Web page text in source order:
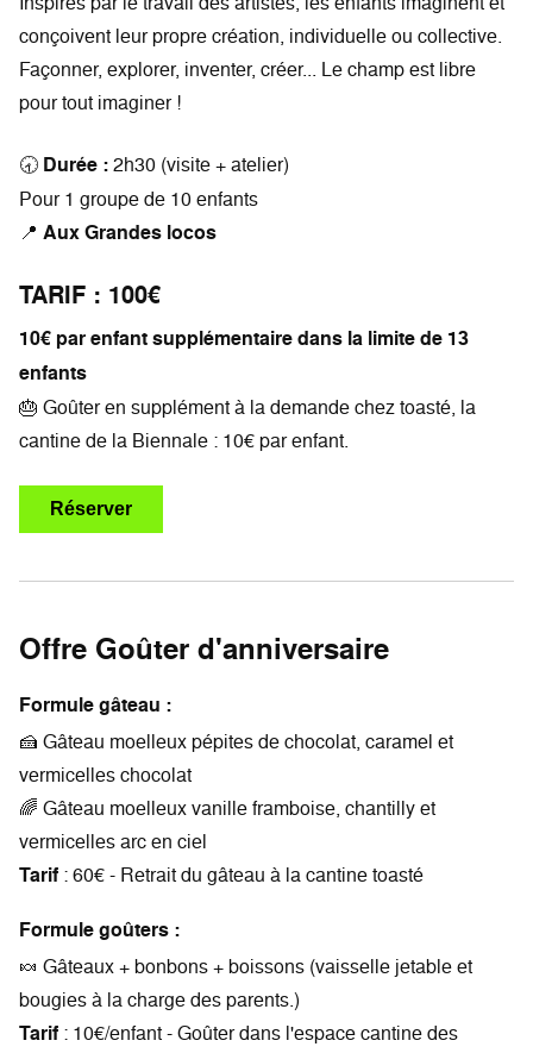
conçoivent leur propre création, individuelle ou collective.
Façonner, explorer, inventer, créer... Le champ est libre
pour tout imaginer !
🕣 Durée :2h30 (visite + atelier)
Pour 1 groupe de 10 enfants
📍 Aux Grandes locos
TARIF : 100€
10€ par enfant supplémentaire dans la limite de 13
enfants
🎂 Goûter en supplément à la demande chez toasté, la
cantine de la Biennale : 10€ par enfant.
Réserver
Offre Goûter d'anniversaire
Formule gâteau :
🍰 Gâteau moelleux pépites de chocolat, caramel et
vermicelles chocolat
🌈 Gâteau moelleux vanille framboise, chantilly et
vermicelles arc en ciel
Tarif : 60€ - Retrait du gâteau à la cantine toasté
Formule goûters :
🍬 Gâteaux + bonbons + boissons (vaisselle jetable et
bougies à la charge des parents.)
Tarif : 10€/enfant - Goûter dans l'espace cantine des